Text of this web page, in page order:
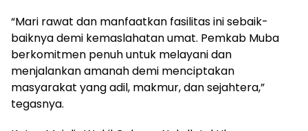
“Mari rawat dan manfaatkan fasilitas ini sebaik-
baiknya demi kemaslahatan umat. Pemkab Muba
berkomitmen penuh untuk melayani dan
menjalankan amanah demi menciptakan
masyarakat yang adil, makmur, dan sejahtera,”
tegasnya.